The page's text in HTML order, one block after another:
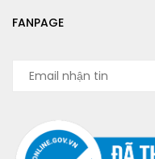
FANPAGE